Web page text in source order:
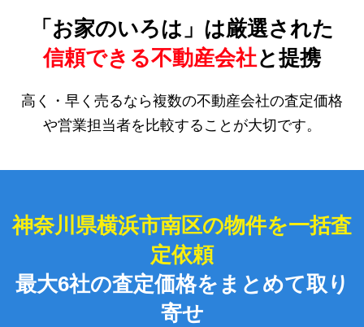
「お家のいろは」は厳選された
信頼できる不動産会社と提携
高く・早く売るなら複数の不動産会社の査定価格
や営業担当者を比較することが大切です。
神奈川県横浜市南区の物件を一括査
定依頼
最大6社の査定価格をまとめて取り
寄せ